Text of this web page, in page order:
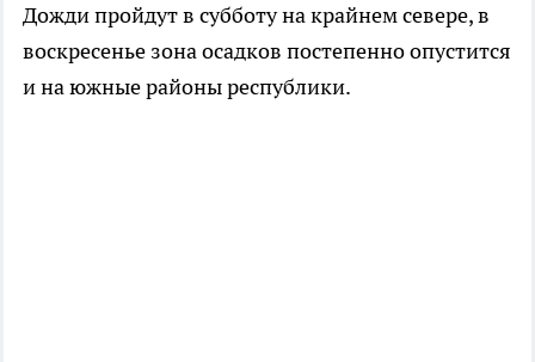
Дожди пройдут в субботу на крайнем севере, в
воскресенье зона осадков постепенно опустится
и на южные районы республики.